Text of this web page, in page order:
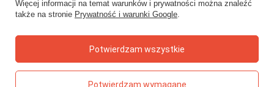
TOP5 - PRZEKĄSKI
Chrupki malinowe Otolandia
Truskawki liofilizowane Kresto
Paski owocowe Bob Snail
Kaszka jaglana Helpa
Więcej informacji na temat warunków i prywatności można znaleźć
także na stronie Prywatność i warunki Google.
Potwierdzam wymagane
Potwierdzam wszystkie